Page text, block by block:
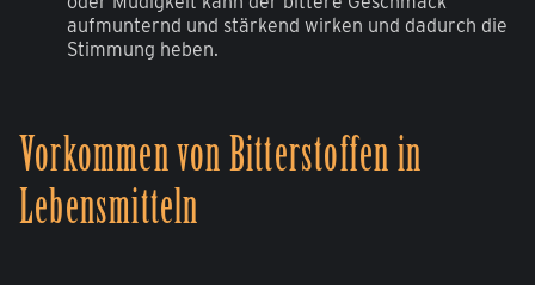
aufmunternd und stärkend wirken und dadurch die
Stimmung heben.
Vorkommen von Bitterstoffen in
Lebensmitteln